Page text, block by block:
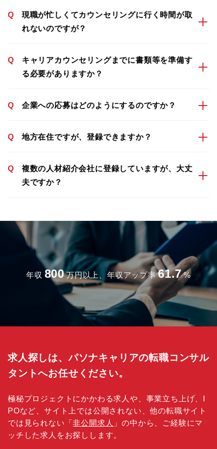
Q
現職が忙しくてカウンセリングに行く時間が取
れないのですが？
Q
キャリアカウンセリングまでに書類等を準備す
る必要がありますか？
Q 企業への応募はどのようにするのですか？
Q 地方在住ですが、登録できますか？
Q
複数の人材紹介会社に登録していますが、大丈
夫ですか？
年収 800 万円以上、年収アップ率 61.7 %
求人探しは、パソナキャリアの転職コンサル
タントへお任せください。
極秘プロジェクトにかかわる求人や、事業立ち上げ、I
POなど、サイト上では公開されない、他の転職サイト
では見られない「非公開求人 」の中から、ご経験にマ
ッチした求人をお探しします。